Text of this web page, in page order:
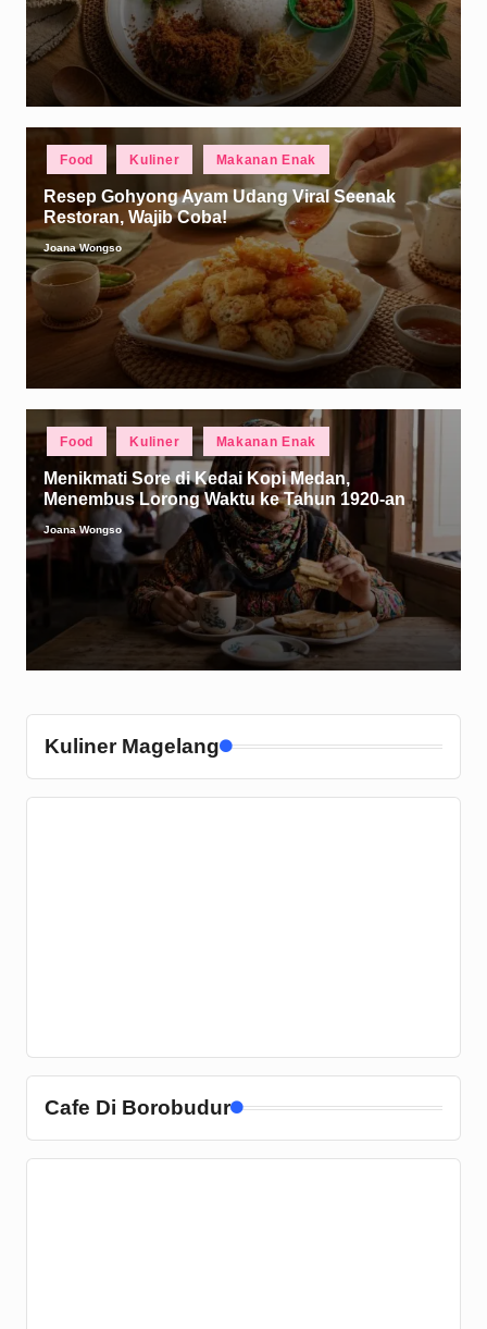
Food Kuliner Makanan Enak
Resep Gohyong Ayam Udang Viral Seenak
Restoran, Wajib Coba!
Posted
by
Joana Wongso
Posted
Food Kuliner Makanan Enak
Menikmati Sore di Kedai Kopi Medan,
Menembus Lorong Waktu ke Tahun 1920-an
Posted
Joana Wongso
Kuliner Magelang
Cafe Di Borobudur